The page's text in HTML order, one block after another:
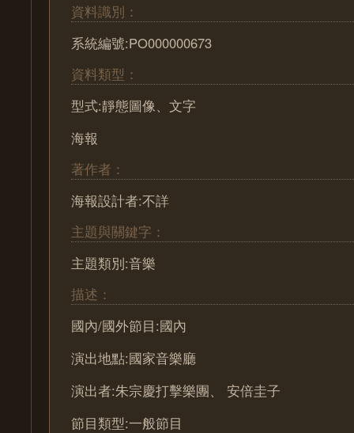
資料識別：
系統編號:PO000000673
資料類型：
型式:靜態圖像、文字
海報
著作者：
海報設計者:不詳
主題與關鍵字：
主題類別:音樂
描述：
國內/國外節目:國內
演出地點:國家音樂廳
演出者:朱宗慶打擊樂團、 安倍圭子
節目類型:一般節目